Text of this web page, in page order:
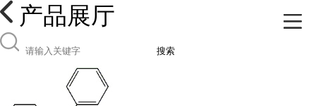
产品展厅
搜索